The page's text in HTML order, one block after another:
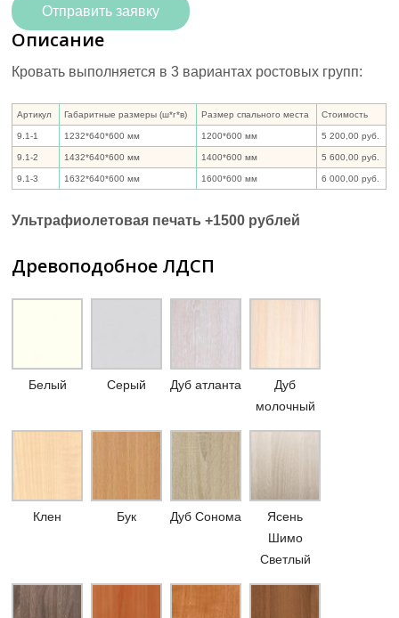
Отправить заявку
Описание
Кровать выполняется в 3 вариантах ростовых групп:
Артикул Габаритные размеры (ш*г*в) Размер спального места Стоимость
9.1-1 1232*640*600 мм 1200*600 мм 5 200,00 руб.
9.1-2 1432*640*600 мм 1400*600 мм 5 600,00 руб.
9.1-3 1632*640*600 мм 1600*600 мм 6 000,00 руб.
Ультрафиолетовая печать +1500 рублей
Древоподобное ЛДСП
Белый Серый Дуб атланта
Дуб
молочный
Клен Бук Дуб Сонома
Ясень
Шимо
Светлый